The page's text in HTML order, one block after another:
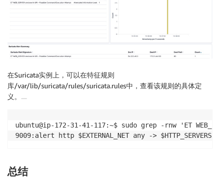
在Suricata实例上，可以在特征规则
库/var/lib/suricata/rules/suricata.rules中，查看该规则的具体定
义。
ubuntu@ip-172-31-41-117:~$ sudo grep -rnw 'ET
9009:alert http $EXTERNAL_NET any ->
总结